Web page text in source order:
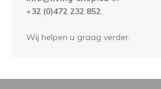
+32 (0)472 232 852
Wij helpen u graag verder.